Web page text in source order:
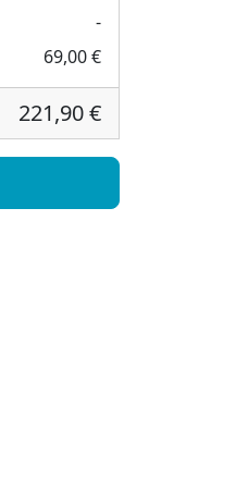
-
69,00 €
221,90 €